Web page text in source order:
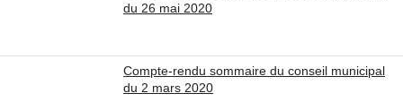
du 26 mai 2020
Compte-rendu sommaire du conseil municipal
du 2 mars 2020